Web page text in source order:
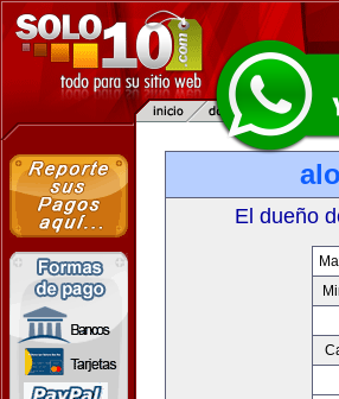
El dueño